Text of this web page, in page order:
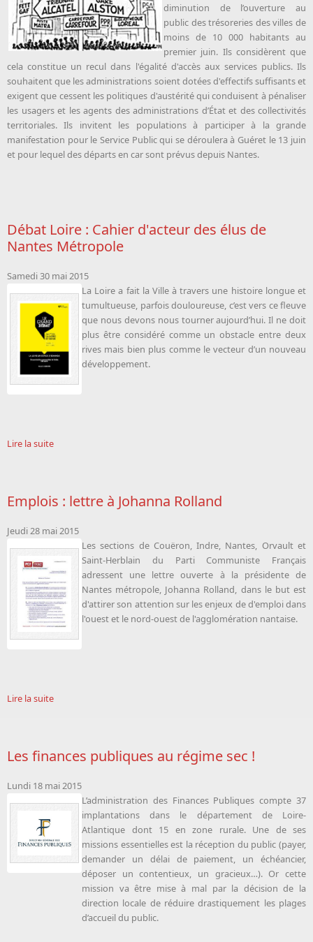
diminution de l’ouverture au
public des trésoreries des villes de
moins de 10 000 habitants au
premier juin. Ils considèrent que
cela constitue un recul dans l'égalité d'accès aux services publics. Ils
souhaitent que les administrations soient dotées d'effectifs suffisants et
exigent que cessent les politiques d'austérité qui conduisent à pénaliser
les usagers et les agents des administrations d’État et des collectivités
territoriales. Ils invitent les populations à participer à la grande
manifestation pour le Service Public qui se déroulera à Guéret le 13 juin
et pour lequel des départs en car sont prévus depuis Nantes.
Débat Loire : Cahier d'acteur des élus de
Nantes Métropole
Samedi 30 mai 2015
La Loire a fait la Ville à travers une histoire longue et
tumultueuse, parfois douloureuse, c’est vers ce fleuve
que nous devons nous tourner aujourd’hui. Il ne doit
plus être considéré comme un obstacle entre deux
rives mais bien plus comme le vecteur d’un nouveau
développement.
Lire la suite
Emplois : lettre à Johanna Rolland
Jeudi 28 mai 2015
Les sections de Couëron, Indre, Nantes, Orvault et
Saint-Herblain du Parti Communiste Français
adressent une lettre ouverte à la présidente de
Nantes métropole, Johanna Rolland, dans le but est
d'attirer son attention sur les enjeux de d'emploi dans
l'ouest et le nord-ouest de l'agglomération nantaise.
Lire la suite
Les finances publiques au régime sec !
Lundi 18 mai 2015
L’administration des Finances Publiques compte 37
implantations dans le département de Loire-
Atlantique dont 15 en zone rurale. Une de ses
missions essentielles est la réception du public (payer,
demander un délai de paiement, un échéancier,
déposer un contentieux, un gracieux…). Or cette
mission va être mise à mal par la décision de la
direction locale de réduire drastiquement les plages
d’accueil du public.